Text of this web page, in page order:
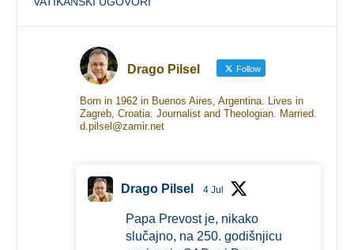
Drago Pilsel Follow
Born in 1962 in Buenos Aires, Argentina. Lives in
Zagreb, Croatia. Journalist and Theologian. Married.
d.pilsel@zamir.net
Drago Pilsel 4 Jul
Papa Prevost je, nikako
slučajno, na 250. godišnjicu